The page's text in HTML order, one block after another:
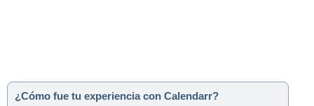
¿Cómo fue tu experiencia con Calendarr?